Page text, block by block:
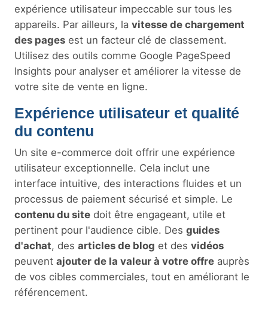
expérience utilisateur impeccable sur tous les
appareils. Par ailleurs, la vitesse de chargement
des pages est un facteur clé de classement.
Utilisez des outils comme Google PageSpeed
Insights pour analyser et améliorer la vitesse de
votre site de vente en ligne.
Expérience utilisateur et qualité
du contenu
Un site e-commerce doit offrir une expérience
utilisateur exceptionnelle. Cela inclut une
interface intuitive, des interactions fluides et un
processus de paiement sécurisé et simple. Le
contenu du site doit être engageant, utile et
pertinent pour l'audience cible. Des guides
d'achat, des articles de blog et des vidéos
peuvent ajouter de la valeur à votre offre auprès
de vos cibles commerciales, tout en améliorant le
référencement.